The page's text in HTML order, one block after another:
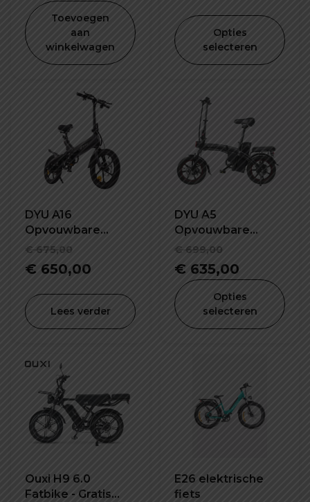
€ 1.299,00.
prijs
€ 899,00.
Toevoegen
aan
winkelwagen
Opties
selecteren
DYU A16
Opvouwbare
elektrische fiets
€675,00
Oorspronkelijke
prijs
€ 675,00.
€ 650,00
is:
€ 650,00.
Lees verder
DYU A5
Opvouwbare
elektrische fiets
€699,00
prijs
was:
€ 699,00.
€ 635,00
is:
€ 635,00.
Opties
selecteren
Ouxi H9 6.0
Fatbike - Gratis
E26 elektrische
fiets